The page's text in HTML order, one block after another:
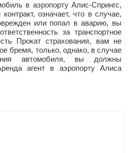
в аэропорту Алис-Спрингс,
означает, что в случае,
или попал в аварию, вы
за транспортное
Прокат страхования, вам не
бремя, только, однако, в случае
автомобиля, вы должны
агент в аэропорту Алиса